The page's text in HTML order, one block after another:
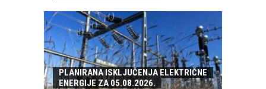
PLANIRANA ISKLJUČENJA ELEKTRIČNE
ENERGIJE ZA 05.08.2026.